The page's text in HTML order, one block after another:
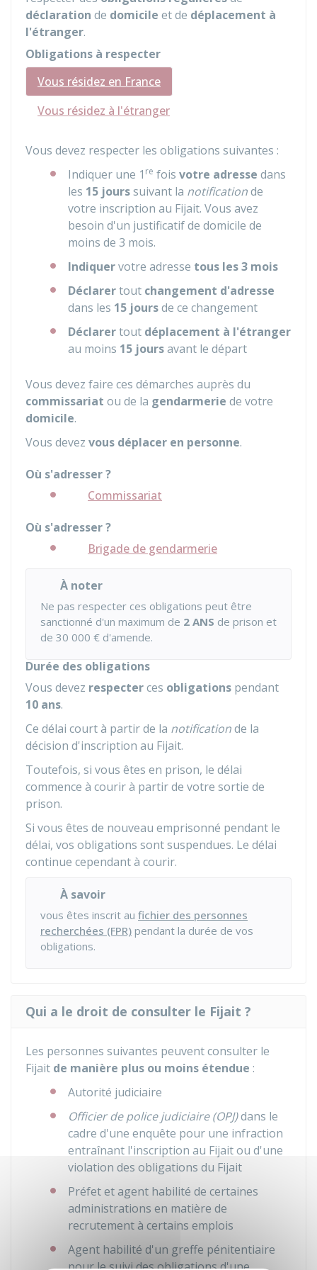
déclaration de domicile et de déplacement à
l'étranger.
Obligations à respecter
Vous résidez en France
Vous résidez à l'étranger
Vous devez respecter les obligations suivantes :
Indiquer une 1 re fois votre adresse dans
les 15 jourssuivant la notificationde
votre inscription au Fijait. Vous avez
besoin d'un justificatif de domicile de
moins de 3 mois.
Indiquervotre adresse tous les 3 mois
Déclarertout changement d'adresse
dans les 15 joursde ce changement
Déclarertout déplacement à l'étranger
au moins 15 joursavant le départ
Vous devez faire ces démarches auprès du
commissariat ou de la gendarmerie de votre
domicile.
Vous devez vous déplacer en personne.
Où s'adresser ?
Commissariat
Où s'adresser ?
Brigade de gendarmerie
À noter
Ne pas respecter ces obligations peut être
sanctionné d'un maximum de 2 ANS de prison et
de 30 000 € d'amende.
Durée des obligations
Vous devez respecterces obligations pendant
10 ans.
Ce délai court à partir de la notificationde la
décision d'inscription au Fijait.
Toutefois, si vous êtes en prison, le délai
commence à courir à partir de votre sortie de
prison.
Si vous êtes de nouveau emprisonné pendant le
délai, vos obligations sont suspendues. Le délai
continue cependant à courir.
À savoir
vous êtes inscrit au fichier des personnes
recherchées (FPR) pendant la durée de vos
obligations.
Qui a le droit de consulter le Fijait ?
Les personnes suivantes peuvent consulter le
Fijait de manière plus ou moins étendue :
Autorité judiciaire
Officier de police judiciaire (OPJ)dans le
cadre d'une enquête pour une infraction
entraînant l'inscription au Fijait ou d'une
violation des obligations du Fijait
Préfet et agent habilité de certaines
administrations en matière de
recrutement à certains emplois
Agent habilité d'un greffe pénitentiaire
pour le suivi des obligations d'une